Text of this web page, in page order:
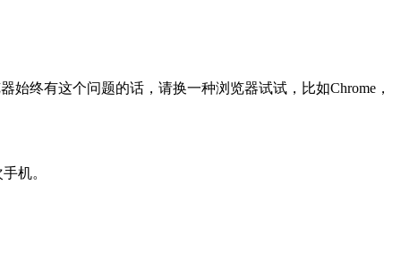
始终有这个问题的话，请换一种浏览器试试，比如Chrome，
机。